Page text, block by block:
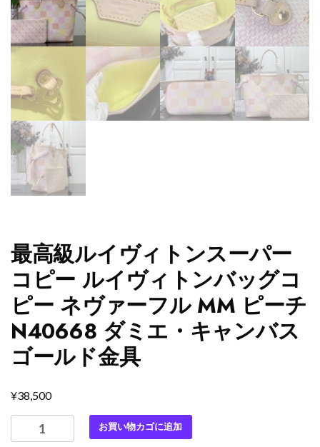
最高級ルイヴィトンスーパー
コピー ルイヴィトンバッグコ
ピー ネヴァーフル MM ピーチ
N40668 ダミエ・キャンバス
ゴールド金具
¥38,500
高
お買い物カゴに追加